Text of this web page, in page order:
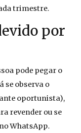
trimestre.
por
pode pegar o
se observa o
oportunista),
revender ou se
WhatsApp.